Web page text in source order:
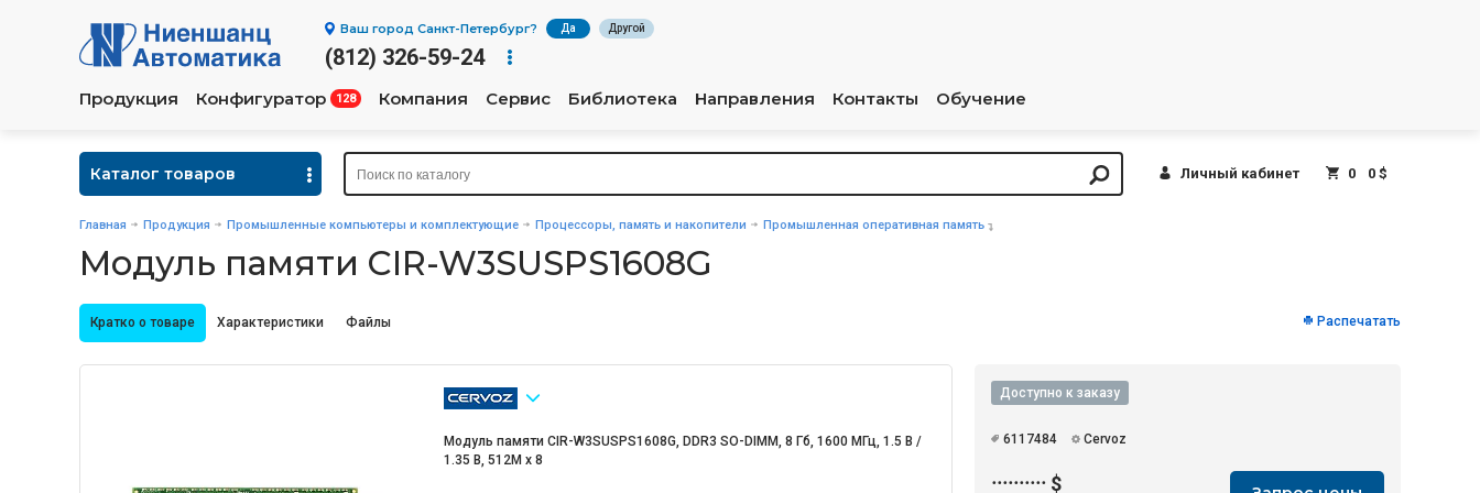
Ваш город Санкт-Петербург? Да Другой
(812) 326-59-24
Продукция Конфигуратор 128 Компания Сервис Библиотека Направления Контакты Обучение
Каталог товаров Личный кабинет 0 0 $
Главная Продукция Промышленные компьютеры и комплектующие Процессоры, память и накопители Промышленная оперативная память
Модуль памяти CIR-W3SUSPS1608G
Кратко о товаре Характеристики Файлы Распечатать
Доступно к заказу
6117484 Cervoz
·········· $
Модуль памяти CIR-W3SUSPS1608G, DDR3 SO-DIMM, 8 Гб, 1600 МГц, 1.5 В /
1.35 В, 512M x 8